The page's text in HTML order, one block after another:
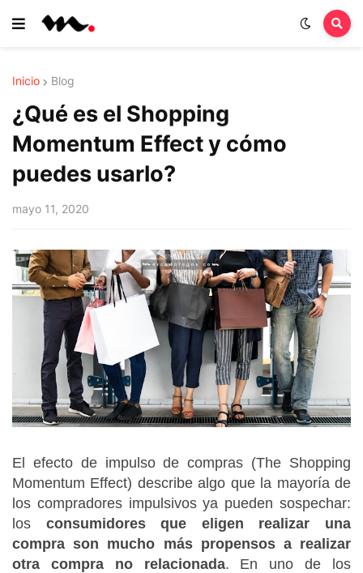
Inicio Blog
¿Qué es el Shopping
Momentum Effect y cómo
puedes usarlo?
mayo 11, 2020
El efecto de impulso de compras (The Shopping
Momentum Effect) describe algo que la mayoría de
los compradores impulsivos ya pueden sospechar:
los consumidores que eligen realizar una
compra son mucho más propensos a realizar
otra compra no relacionada. En uno de los